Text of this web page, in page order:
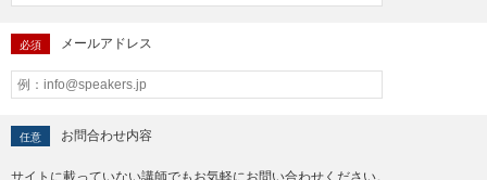
必須 メールアドレス
任意 お問合わせ内容
サイトに載っていない講師でもお気軽にお問い合わせください。